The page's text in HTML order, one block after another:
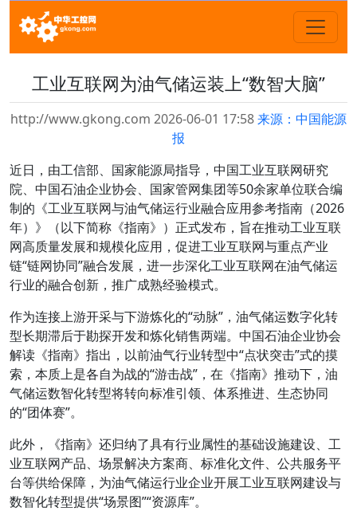
工业互联网为油气储运装上“数智大脑”
http://www.gkong.com 2026-06-01 17:58来源：中国能源
报
近日，由工信部、国家能源局指导，中国工业互联网研究
院、中国石油企业协会、国家管网集团等50余家单位联合编
制的《工业互联网与油气储运行业融合应用参考指南（2026
年）》（以下简称《指南》）正式发布，旨在推动工业互联
网高质量发展和规模化应用，促进工业互联网与重点产业
链“链网协同”融合发展，进一步深化工业互联网在油气储运
行业的融合创新，推广成熟经验模式。
作为连接上游开采与下游炼化的“动脉”，油气储运数字化转
型长期滞后于勘探开发和炼化销售两端。中国石油企业协会
解读《指南》指出，以前油气行业转型中“点状突击”式的摸
索，本质上是各自为战的“游击战”，在《指南》推动下，油
气储运数智化转型将转向标准引领、体系推进、生态协同
的“团体赛”。
此外，《指南》还归纳了具有行业属性的基础设施建设、工
业互联网产品、场景解决方案商、标准化文件、公共服务平
台等供给保障，为油气储运行业企业开展工业互联网建设与
数智化转型提供“场景图”“资源库”。